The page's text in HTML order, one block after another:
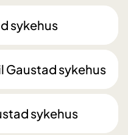
sykehus
sykehus
sykehus